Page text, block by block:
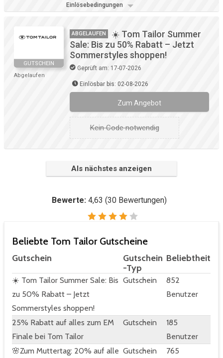
Einlösebedingungen
GUTSCHEIN
Abgelaufen
ABGELAUFEN
☀️ Tom Tailor Summer
Sale: Bis zu 50% Rabatt – Jetzt
Sommerstyles shoppen!
Geprüft am: 17-07-2026
Einlösbar bis: 02-08-2026
Zum Angebot
Kein Code notwendig
Als nächstes anzeigen
Bewerte: 4,63 (30Bewertungen)
Beliebte Tom Tailor Gutscheine
Gutschein
Gutschein
-Typ
Beliebtheit
☀️ Tom Tailor Summer Sale: Bis
zu 50% Rabatt – Jetzt
Sommerstyles shoppen!
Gutschein
852
Benutzer
25% Rabatt auf alles zum EM
Finale bei Tom Tailor
Gutschein
185
Benutzer
🌸Zum Muttertag: 20% auf alle Gutschein
765